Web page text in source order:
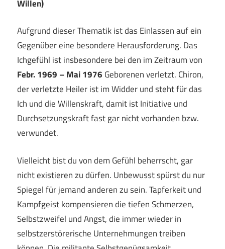
Willen)
Aufgrund dieser Thematik ist das Einlassen auf ein
Gegenüber eine besondere Herausforderung. Das
Ichgefühl ist insbesondere bei den im Zeitraum von
Febr. 1969 – Mai 1976 Geborenen verletzt. Chiron,
der verletzte Heiler ist im Widder und steht für das
Ich und die Willenskraft, damit ist Initiative und
Durchsetzungskraft fast gar nicht vorhanden bzw.
verwundet.
Vielleicht bist du von dem Gefühl beherrscht, gar
nicht existieren zu dürfen. Unbewusst spürst du nur
Spiegel für jemand anderen zu sein. Tapferkeit und
Kampfgeist kompensieren die tiefen Schmerzen,
Selbstzweifel und Angst, die immer wieder in
selbstzerstörerische Unternehmungen treiben